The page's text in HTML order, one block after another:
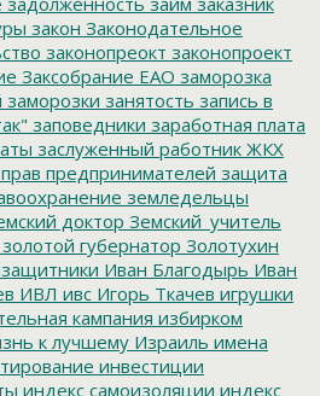
закон Законодательное
законопреокт законопроект
Заксобрание ЕАО заморозка
заморозки занятость запись в
заповедники заработная плата
заслуженный работник ЖКХ
предпринимателей защита
земледельцы
доктор Земский_учитель
золотой губернатор Золотухин
Иван Благодырь Иван
ИВЛ ивс Игорь Ткачев игрушки
кампания избирком
к лучшему Израиль имена
инвестиции
индекс самоизоляции индекс